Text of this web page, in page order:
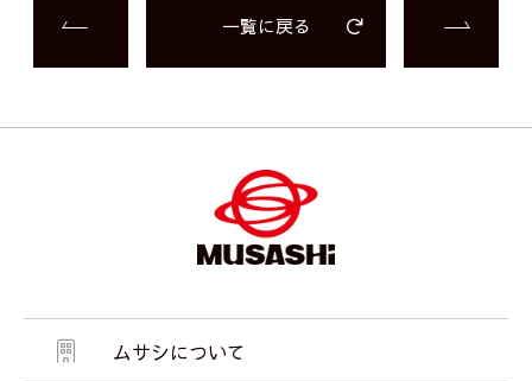
一覧に戻る
ムサシについて